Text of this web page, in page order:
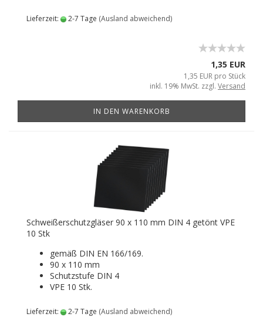
Lieferzeit: 2-7 Tage (Ausland abweichend)
1,35 EUR
1,35 EUR pro Stück
inkl. 19% MwSt. zzgl. Versand
IN DEN WARENKORB
Schweißerschutzgläser 90 x 110 mm DIN 4 getönt VPE
10 Stk
gemäß DIN EN 166/169.
90 x 110 mm
Schutzstufe DIN 4
VPE 10 Stk.
Lieferzeit: 2-7 Tage (Ausland abweichend)